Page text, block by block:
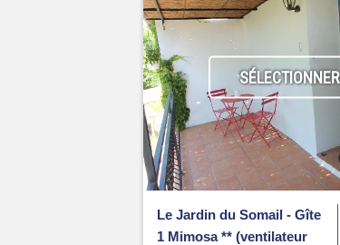
SÉLECTIONNER
Le Jardin du Somail - Gîte
1 Mimosa ** (ventilateur